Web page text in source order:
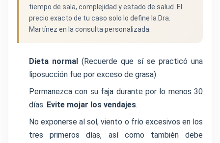
tiempo de sala, complejidad y estado de salud. El
precio exacto de tu caso solo lo define la Dra.
Martínez en la consulta personalizada.
Dieta normal (Recuerde que sí se practicó una
liposucción fue por exceso de grasa)
Permanezca con su faja durante por lo menos 30
días. Evite mojar los vendajes.
No exponerse al sol, viento o frío excesivos en los
tres primeros días, así como también debe